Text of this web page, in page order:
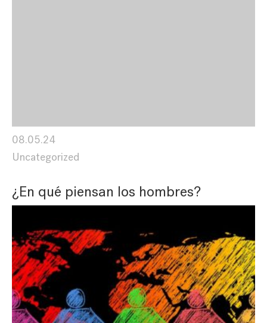
08.05.24
Uncategorized
¿En qué piensan los hombres?